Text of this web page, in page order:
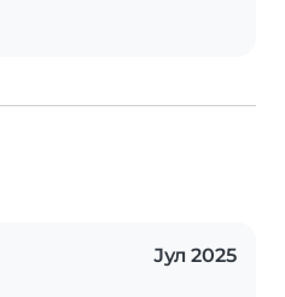
Јул 2025